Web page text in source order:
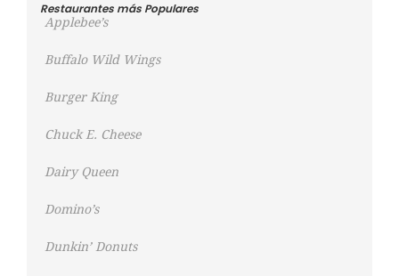
Restaurantes más Populares
Applebee’s
Buffalo Wild Wings
Burger King
Chuck E. Cheese
Dairy Queen
Domino’s
Dunkin’ Donuts